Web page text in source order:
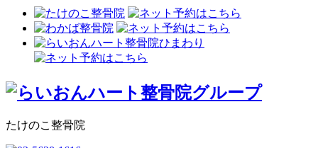
たけのこ整骨院